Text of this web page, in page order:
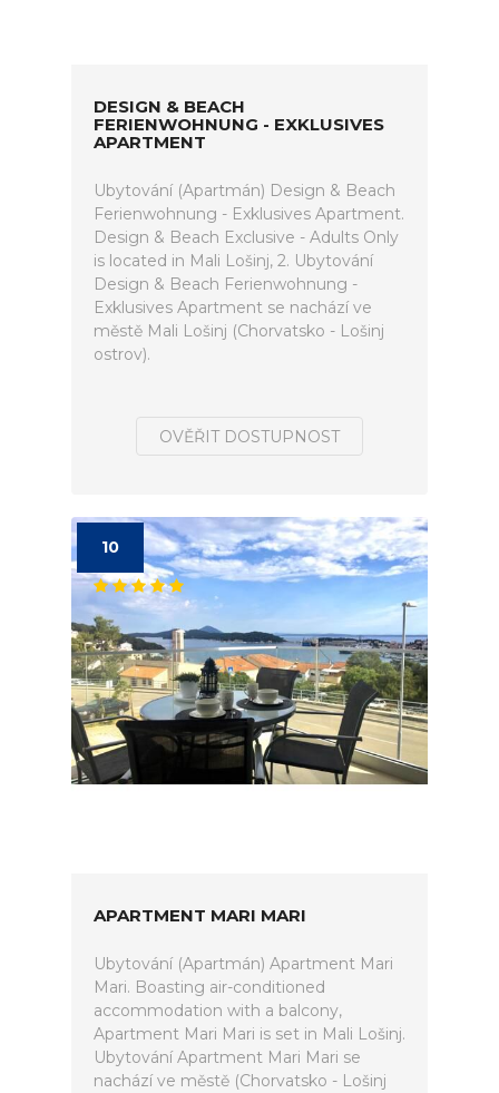
DESIGN & BEACH
FERIENWOHNUNG - EXKLUSIVES
APARTMENT
Ubytování (Apartmán) Design & Beach
Ferienwohnung - Exklusives Apartment.
Design & Beach Exclusive - Adults Only
is located in Mali Lošinj, 2. Ubytování
Design & Beach Ferienwohnung -
Exklusives Apartment se nachází ve
městě Mali Lošinj (Chorvatsko - Lošinj
ostrov).
OVĚŘIT DOSTUPNOST
10
APARTMENT MARI MARI
Ubytování (Apartmán) Apartment Mari
Mari. Boasting air-conditioned
accommodation with a balcony,
Apartment Mari Mari is set in Mali Lošinj.
Ubytování Apartment Mari Mari se
nachází ve městě (Chorvatsko - Lošinj